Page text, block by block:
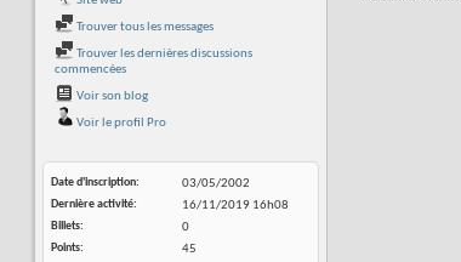
Trouver tous les messages
Trouver les dernières discussions
commencées
Voir son blog
Voir le profil Pro
Date d'inscription
03/05/2002
Dernière activité
16/11/2019 16h08
Billets
0
Points
45